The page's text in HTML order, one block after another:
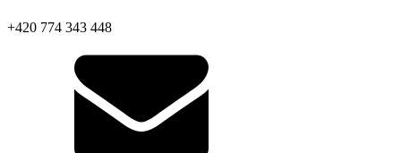
+420 774 343 448